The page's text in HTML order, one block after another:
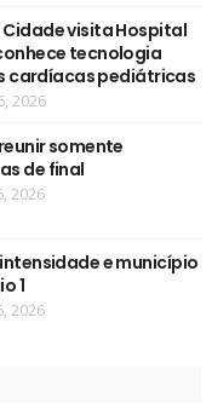
visita Hospital
tecnologia
cardíacas pediátricas
2026
somente
de final
2026
e município
1
2026